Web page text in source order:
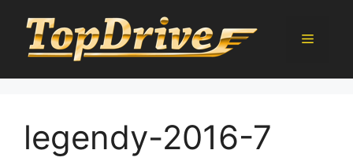
obsah
Menu
legendy-2016-7